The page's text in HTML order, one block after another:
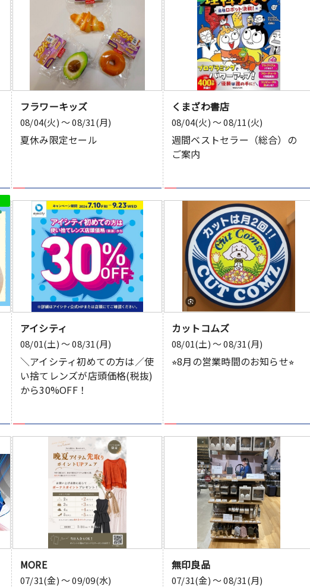
フラワーキッズ
08/04(火) 〜 08/31(月)
夏休み限定セール
くまざわ書店
08/04(火) 〜 08/11(火)
週間ベストセラー（総合）の
ご案内
アイシティ
08/01(土) 〜 08/31(月)
＼アイシティ初めての方は／使
い捨てレンズが店頭価格(税抜)
から30%OFF！
カットコムズ
08/01(土) 〜 08/31(月)
⭐︎8月の営業時間のお知らせ⭐︎
MORE
07/31(金) 〜 09/09(水)
無印良品
07/31(金) 〜 08/31(月)